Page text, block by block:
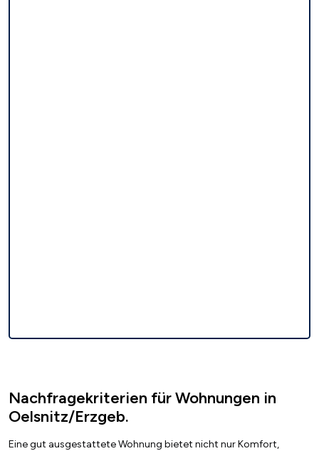
Nachfragekriterien für Wohnungen in
Oelsnitz/Erzgeb.
Eine gut ausgestattete Wohnung bietet nicht nur Komfort,